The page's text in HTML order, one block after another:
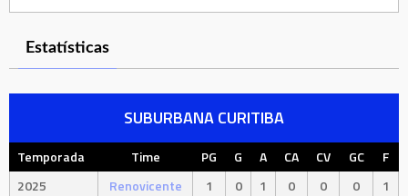
Estatísticas
SUBURBANA CURITIBA
Temporada Time PG G A CA CV GC
F
2025
Renovicente 1 0 1 0 0 0
1